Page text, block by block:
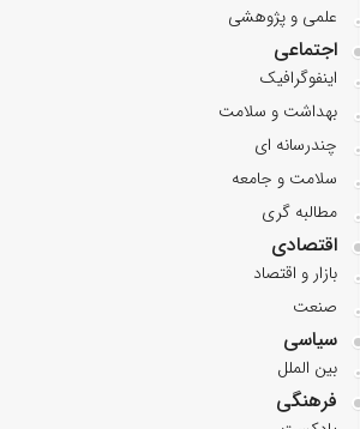
علمی و پژوهشی
اجتماعی
اینفوگرافیک
بهداشت و سلامت
چندرسانه ای
سلامت و جامعه
مطالبه گری
اقتصادی
بازار و اقتصاد
صنعت
سیاسی
بین الملل
فرهنگی